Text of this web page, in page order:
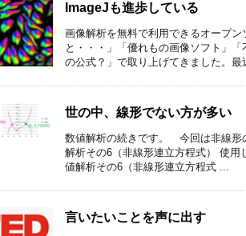
ImageJも進歩している
画像解析を無料で利用できるオープ
と・・・」「優れもの画像ソフト」
の公式？」で取り上げてきました。最
世の中、線形でない方が多い
数値解析の続きです。 今回は非線
解析その6（非線形連立方程式） 使
値解析その6（非線形連立方程式 ...
言いたいことを声に出す